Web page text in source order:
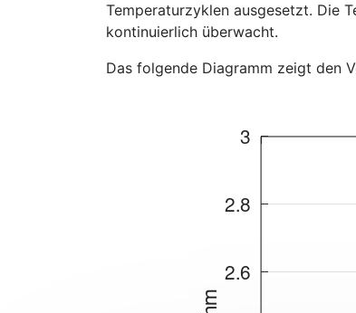
Temperaturzyklen ausgesetzt. Die
kontinuierlich überwacht.
Das folgende Diagramm zeigt den